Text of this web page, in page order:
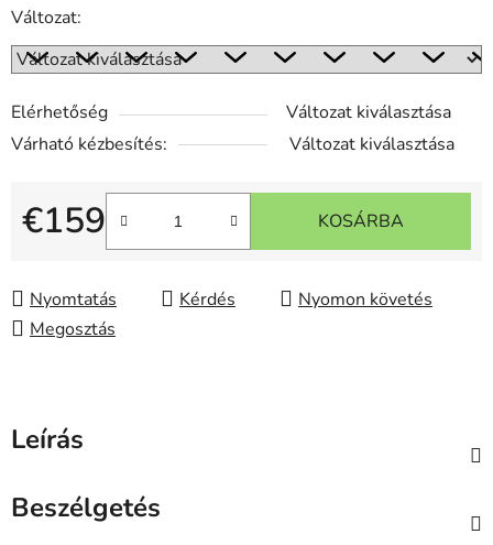
Változat:
Elérhetőség
Változat kiválasztása
Várható kézbesítés:
Változat kiválasztása
€159 KOSÁRBA
Nyomtatás Kérdés
Nyomon követés
Megosztás
Leírás
Beszélgetés